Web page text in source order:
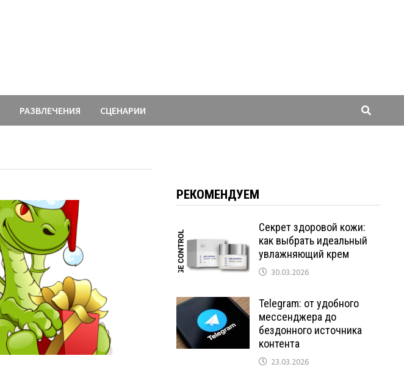
РАЗВЛЕЧЕНИЯ СЦЕНАРИИ
РЕКОМЕНДУЕМ
Секрет здоровой кожи:
как выбрать идеальный
увлажняющий крем
30.03.2026
Telegram: от удобного
мессенджера до
бездонного источника
контента
23.03.2026